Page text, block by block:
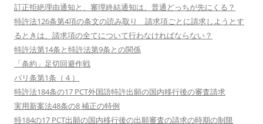
訂正拒絶理由通知と、審理終結通知は、普通どっちが先にくる？
特許法126条第4項の条文の読み取り 請求項ごとに請求しようとす
るときは、請求項の全てについて行わなければならない？
特許法第14条と特許法第9条との関係
「条約」足切回避作戦
パリ条第1条（４）
特許法184条の17 PCT外国語特許出願の国内移行後の審査請求
実用新案法48条の8 補正の特例
特184の17 PCT出願の国内移行後の出願審査の請求の時期の制限